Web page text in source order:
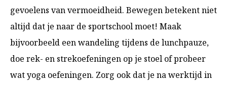
gevoelens van vermoeidheid. Bewegen betekent niet
altijd dat je naar de sportschool moet! Maak
bijvoorbeeld een wandeling tijdens de lunchpauze,
doe rek- en strekoefeningen op je stoel of probeer
wat yoga oefeningen. Zorg ook dat je na werktijd in